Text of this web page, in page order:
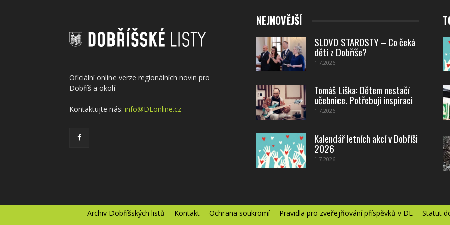
Oficiální online verze regionálních novin pro
Dobříš a okolí
Kontaktujte nás: info@DLonline.cz
NEJNOVĚJŠÍ
SLOVO STAROSTY – Co čeká
děti z Dobříše?
1.7.2026
Tomáš Liška: Dětem nestačí
učebnice. Potřebují inspiraci
1.7.2026
Kalendář letních akcí v Dobříši
2026
1.7.2026
Archiv Dobříšských listů Kontakt Ochrana soukromí Pravidla pro zveřejňování příspěvků v DL Statut